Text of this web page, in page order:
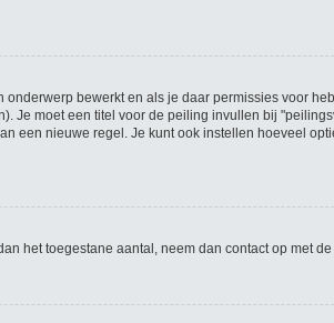
bewerkt en als je daar permissies voor
Je moet een titel voor de peiling invullen bij
nieuwe regel. Je kunt ook instellen hoeveel
het toegestane aantal, neem dan contact op met